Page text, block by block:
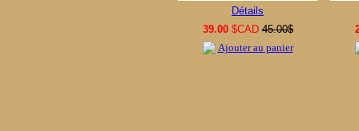
Détails
39.00$CAD 45.00$
Ajouter au panier